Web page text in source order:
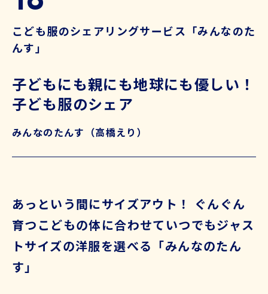
こども服のシェアリングサービス「みんなのた
んす」
子どもにも親にも地球にも優しい！
子ども服のシェア
みんなのたんす（高橋えり）
あっという間にサイズアウト！ ぐんぐん
育つこどもの体に合わせていつでもジャス
トサイズの洋服を選べる「みんなのたん
す」